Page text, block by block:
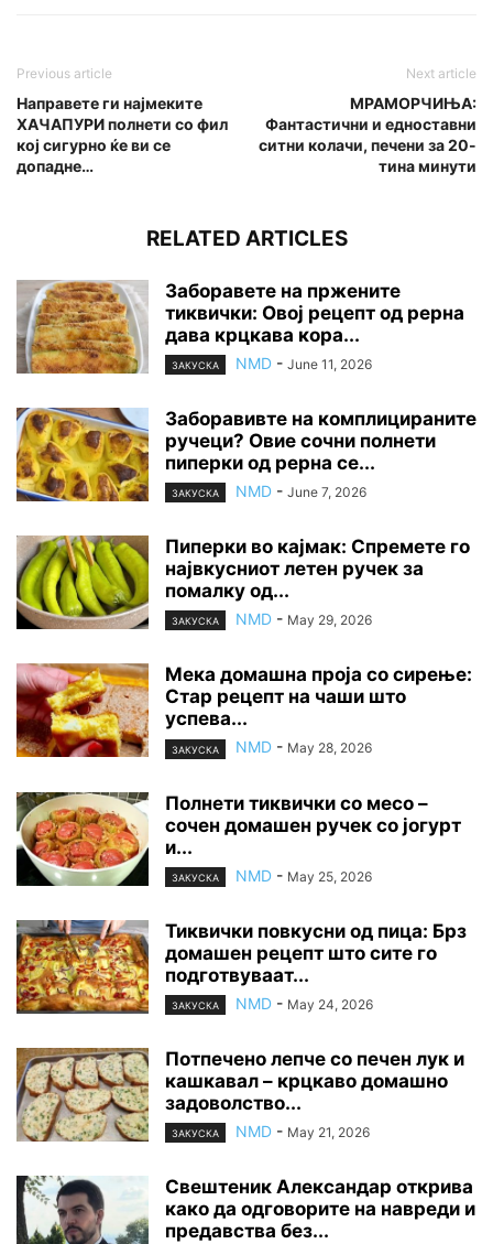
Previous article
Направете ги најмеките
ХАЧАПУРИ полнети со фил
кој сигурно ќе ви се
допадне…
Next article
МРАМОРЧИЊА:
Фантастични и едноставни
ситни колачи, печени за 20-
тина минути
RELATED ARTICLES
Заборавете на пржените
тиквички: Овој рецепт од рерна
дава крцкава кора...
ЗАКУСКА NMD - June 11, 2026
Заборавивте на комплицираните
ручеци? Овие сочни полнети
пиперки од рерна се...
ЗАКУСКА NMD - June 7, 2026
Пиперки во кајмак: Спремете го
највкусниот летен ручек за
помалку од...
ЗАКУСКА NMD - May 29, 2026
Мека домашна проја со сирење:
Стар рецепт на чаши што
успева...
ЗАКУСКА NMD - May 28, 2026
Полнети тиквички со месо –
сочен домашен ручек со јогурт
и...
ЗАКУСКА NMD - May 25, 2026
Тиквички повкусни од пица: Брз
домашен рецепт што сите го
подготвуваат...
ЗАКУСКА NMD - May 24, 2026
Потпечено лепче со печен лук и
кашкавал – крцкаво домашно
задоволство...
ЗАКУСКА NMD - May 21, 2026
Свештеник Александар открива
како да одговорите на навреди и
предавства без...